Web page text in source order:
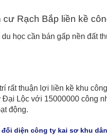
Rạch Bắp liền kề
học cần bán gấp nền đất
rất thuận lợi liền kề khu
Lộc với 15000000 công
động.
diện công ty kai sơ khu